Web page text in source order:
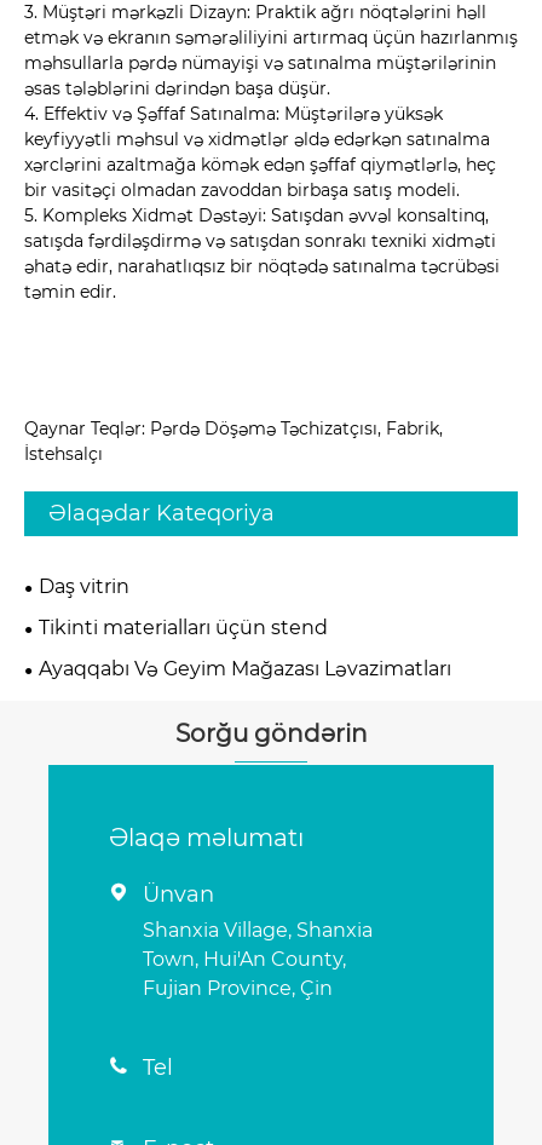
3. Müştəri mərkəzli Dizayn: Praktik ağrı nöqtələrini həll
etmək və ekranın səmərəliliyini artırmaq üçün hazırlanmış
məhsullarla pərdə nümayişi və satınalma müştərilərinin
əsas tələblərini dərindən başa düşür.
4. Effektiv və Şəffaf Satınalma: Müştərilərə yüksək
keyfiyyətli məhsul və xidmətlər əldə edərkən satınalma
xərclərini azaltmağa kömək edən şəffaf qiymətlərlə, heç
bir vasitəçi olmadan zavoddan birbaşa satış modeli.
5. Kompleks Xidmət Dəstəyi: Satışdan əvvəl konsaltinq,
satışda fərdiləşdirmə və satışdan sonrakı texniki xidməti
əhatə edir, narahatlıqsız bir nöqtədə satınalma təcrübəsi
təmin edir.
Qaynar Teqlər: Pərdə Döşəmə Təchizatçısı, Fabrik,
İstehsalçı
Əlaqədar Kateqoriya
Daş vitrin
Tikinti materialları üçün stend
Ayaqqabı Və Geyim Mağazası Ləvazimatları
Sorğu göndərin
Əlaqə məlumatı
 Ünvan
Shanxia Village, Shanxia
Town, Hui'An County,
Fujian Province, Çin
 Tel